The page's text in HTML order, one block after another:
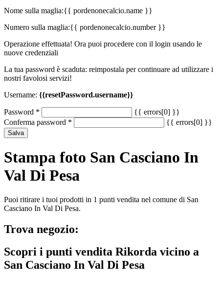
Nome sulla maglia:{{ pordenonecalcio.name }}
Numero sulla maglia:{{ pordenonecalcio.number }}
Operazione effettuata! Ora puoi procedere con il login usando le
nuove credenziali
La tua password è scaduta: reimpostala per continuare ad utilizzare i
nostri favolosi servizi!
Username: {{resetPassword.username}}
Password *
{{ errors[0] }}
Conferma password * {{ errors[0] }}
Salva
Stampa foto San Casciano In
Val Di Pesa
Puoi ritirare i tuoi prodotti in 1 punti vendita nel comune di San
Casciano In Val Di Pesa.
Trova negozio:
Scopri i punti vendita Rikorda vicino a
San Casciano In Val Di Pesa